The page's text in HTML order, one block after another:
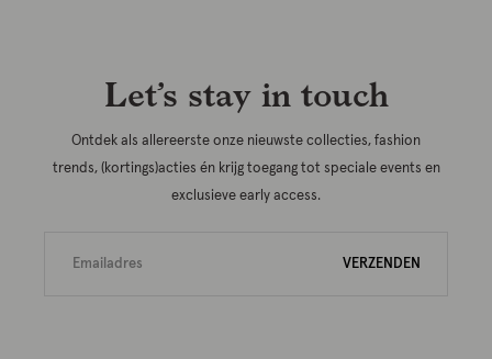
Let’s stay in touch
Ontdek als allereerste onze nieuwste collecties, fashion
trends, (kortings)acties én krijg toegang tot speciale events en
exclusieve early access.
VERZENDEN